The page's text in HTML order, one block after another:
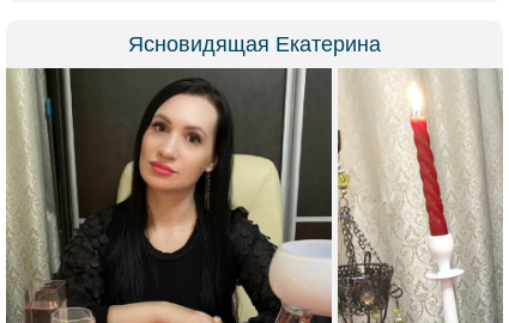
Ясновидящая Екатерина